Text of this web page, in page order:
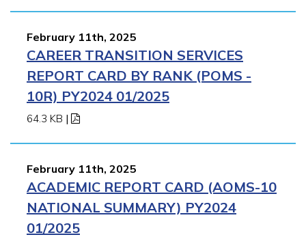
February 11th, 2025
CAREER TRANSITION SERVICES
REPORT CARD BY RANK (POMS -
10R) PY2024 01/2025
64.3 KB |
February 11th, 2025
ACADEMIC REPORT CARD (AOMS-10
NATIONAL SUMMARY) PY2024
01/2025